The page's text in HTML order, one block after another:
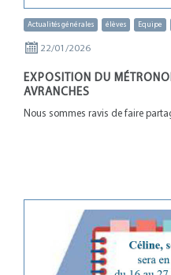
Actualités générales élèves Equipe
22/01/2026
EXPOSITION DU
AVRANCHES
Nous sommes ravis de faire